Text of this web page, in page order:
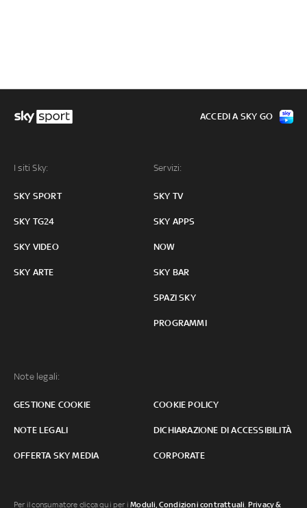
I siti Sky:
SKY SPORT
SKY TG24
SKY VIDEO
SKY ARTE
Servizi:
SKY TV
SKY APPS
NOW
SKY BAR
SPAZI SKY
PROGRAMMI
Note legali:
GESTIONE COOKIE COOKIE POLICY
NOTE LEGALI DICHIARAZIONE DI ACCESSIBILITÀ
OFFERTA SKY MEDIA CORPORATE
ACCEDI A SKY GO
Per il consumatore clicca qui per iModuli, Condizioni contrattuali, Privacy &